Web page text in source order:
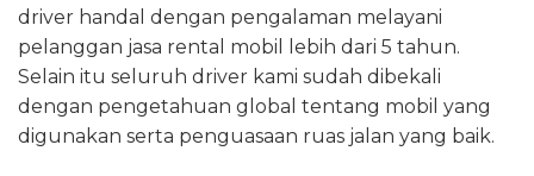
driver handal dengan pengalaman melayani
pelanggan jasa rental mobil lebih dari 5 tahun.
Selain itu seluruh driver kami sudah dibekali
dengan pengetahuan global tentang mobil yang
digunakan serta penguasaan ruas jalan yang baik.